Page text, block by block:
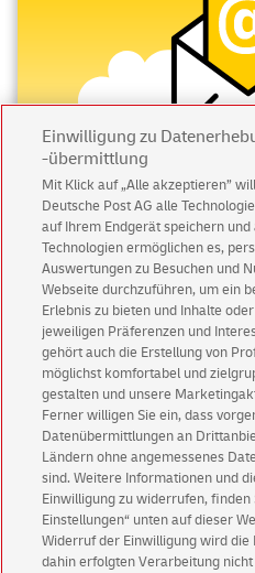
Abonnieren Sie
Immer informiert über
Aktionen - jetzt mit
Privatkundensichern
für POSTSCAN!
Geschäftskunden
für Briefmarke
Zur
Einwilligung zu
-übermittlung
Mit Klick auf „Alle akzeptieren”
Deutsche Post AG alle
auf Ihrem Endgerät speichern und
Technologien ermöglichen es,
Auswertungen zu Besuchen und
Webseite durchzuführen, um ein
Erlebnis zu bieten und Inhalte
jeweiligen Präferenzen und
gehört auch die Erstellung von
möglichst komfortabel und
gestalten und unsere
Ferner willigen Sie ein, dass
Datenübermittlungen an
Ländern ohne angemessenes
sind. Weitere Informationen und
Einwilligung zu widerrufen, finden
Einstellungen“ unten auf dieser
Widerruf der Einwilligung wird
dahin erfolgten Verarbeitung nicht